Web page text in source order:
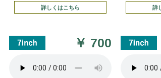
詳しくはこちら
￥ 700
詳